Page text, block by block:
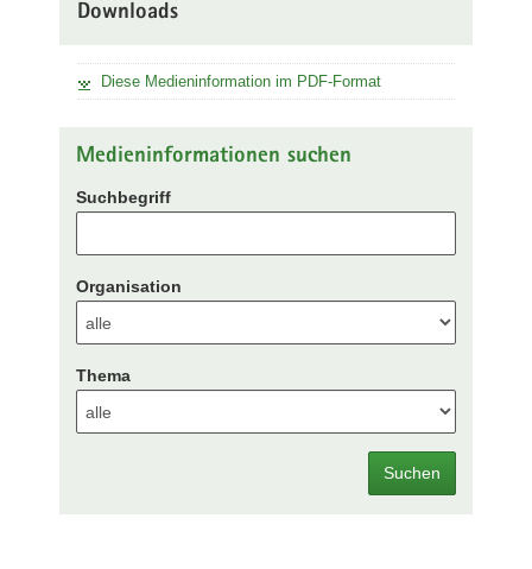
Downloads
Diese Medieninformation im PDF-Format
Medieninformationen suchen
Suchbegriff
Organisation
Thema
Suchen